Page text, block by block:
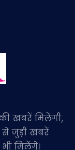
खबरें मिलेंगी,
जुड़ी खबरें
मिलेंगे।